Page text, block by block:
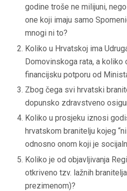
godine troše ne milijuni,
one koji imaju samo
mnogi ni to?
Koliko u Hrvatskoj ima
Domovinskoga rata, a koliko
financijsku potporu od
Zbog čega svi hrvatski
dopunsko zdravstveno
Koliko u prosjeku iznosi
hrvatskom branitelju kojeg
odnosno onom koji je
Koliko je od objavljivanja
otkriveno tzv. lažnih
prezimenom)?